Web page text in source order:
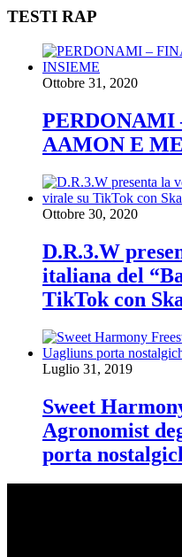
TESTI RAP
Ottobre 31, 2020
AAMON E
Ottobre 30, 2020
D.R.3.W
italiana del
TikTok con
Luglio 31, 2019
Sweet
Agronomist
porta